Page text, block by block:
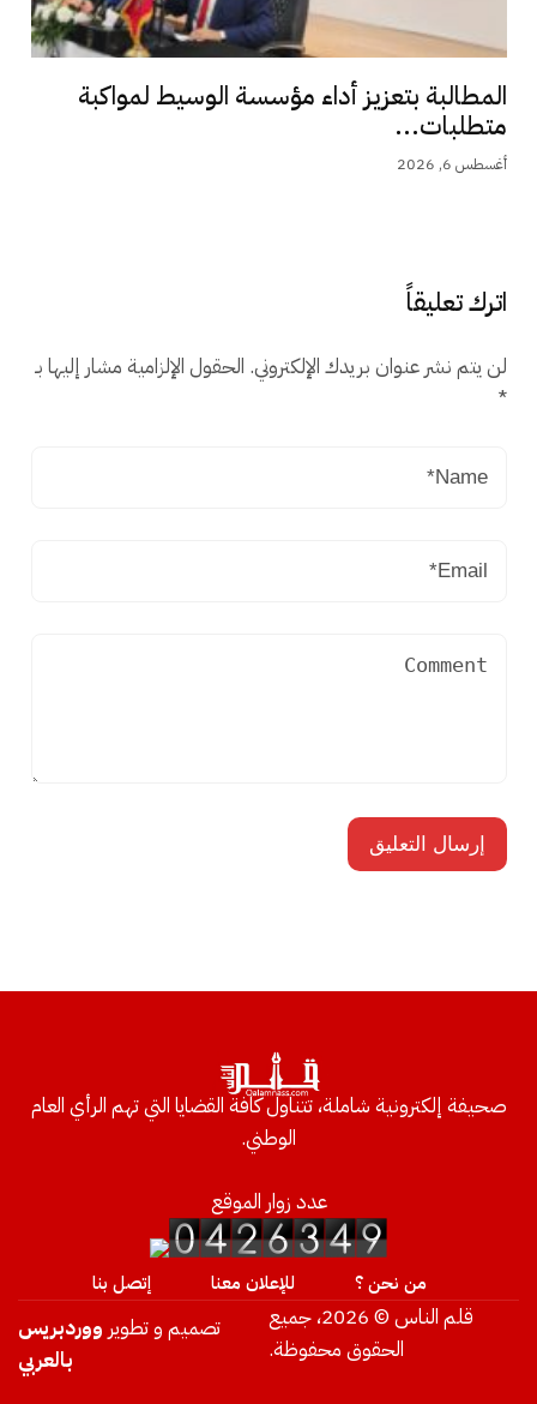
المطالبة بتعزيز أداء مؤسسة الوسيط لمواكبة
متطلبات...
أغسطس 6, 2026
اترك تعليقاً
لن يتم نشر عنوان بريدك الإلكتروني. الحقول الإلزامية مشار إليها بـ
*
صحيفة إلكترونية شاملة، تتناول كافة القضايا التي تهم الرأي العام
الوطني.
عدد زوار الموقع
من نحن ؟ للإعلان معنا إتصل بنا
قلم الناس © 2026، جميع
الحقوق محفوظة.
تصميم و تطوير ووردبريس
بالعربي